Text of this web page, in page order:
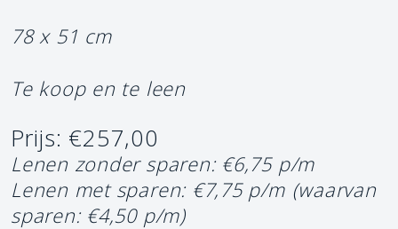
78 x 51 cm
Te koop en te leen
Prijs: €257,00
Lenen zonder sparen: €6,75 p/m
Lenen met sparen: €7,75 p/m (waarvan
sparen: €4,50 p/m)